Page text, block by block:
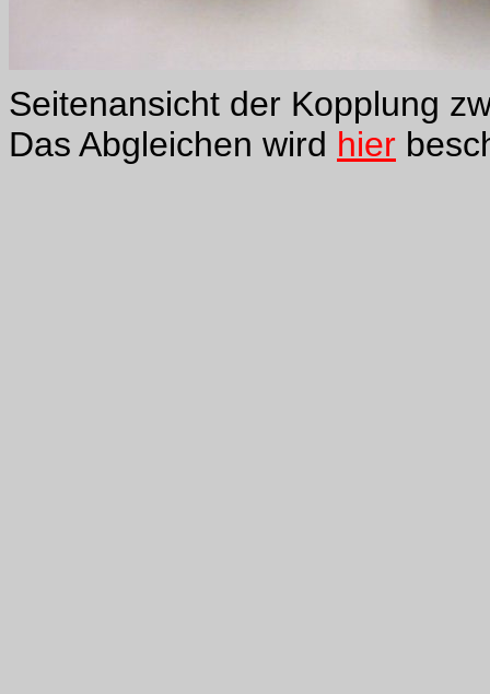
Seitenansicht der Kopplung
Das Abgleichen wird hier